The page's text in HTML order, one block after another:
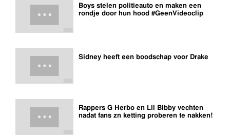
Boys stelen politieauto en maken een
rondje door hun hood #GeenVideoclip
Sidney heeft een boodschap voor Drake
Rappers G Herbo en Lil Bibby vechten
nadat fans zn ketting proberen te nakken!